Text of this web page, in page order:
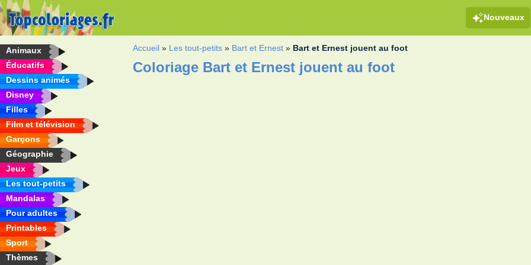
Nouveaux
Animaux
Éducatifs
Dessins animés
Disney
Filles
Film et télévision
Garçons
Géographie
Jeux
Les tout-petits
Mandalas
Pour adultes
Printables
Sport
Thèmes
Accueil » Les tout-petits » Bart et Ernest » Bart et Ernest jouent au foot
Coloriage Bart et Ernest jouent au foot